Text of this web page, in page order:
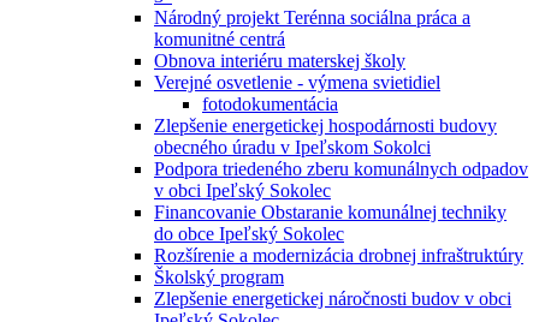
Národný projekt Terénna sociálna práca a
komunitné centrá
Obnova interiéru materskej školy
Verejné osvetlenie - výmena svietidiel
fotodokumentácia
Zlepšenie energetickej hospodárnosti budovy
obecného úradu v Ipeľskom Sokolci
Podpora triedeného zberu komunálnych odpadov
v obci Ipeľský Sokolec
Financovanie Obstaranie komunálnej techniky
do obce Ipeľský Sokolec
Rozšírenie a modernizácia drobnej infraštruktúry
Školský program
Zlepšenie energetickej náročnosti budov v obci